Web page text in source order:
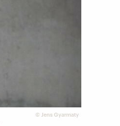
© Jens Gyarmaty